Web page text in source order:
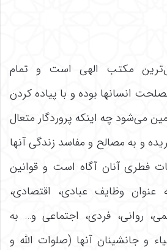
مکتب الهی است و تمام
انسانها بوده و با پیاده کردن
می‌‌شود چه اینکه پروردگار متعال
و به مصالح و مفاسد زندگی آنها
فطری آنان آگاه است و قوانین
عنوان وظایف عبادی، اقتصادی،
روانی، فردی، اجتماعی و… به
و جانشینان آنها (صلوات الله و